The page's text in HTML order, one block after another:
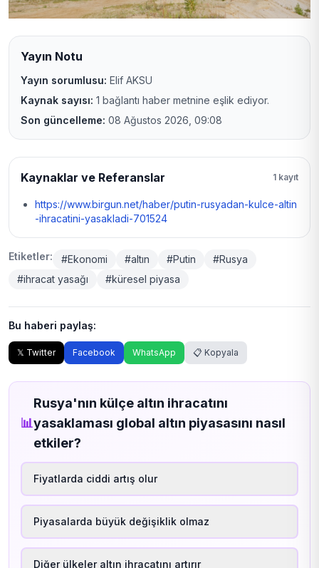
Yayın Notu
Yayın sorumlusu: Elif AKSU
Kaynak sayısı: 1 bağlantı haber metnine eşlik ediyor.
Son güncelleme: 08 Ağustos 2026, 09:08
Kaynaklar ve Referanslar 1 kayıt
https://www.birgun.net/haber/putin-rusyadan-kulce-altin
-ihracatini-yasakladi-701524
Etiketler: #Ekonomi #altın #Putin
#Rusya
#ihracat yasağı
#küresel piyasa
Bu haberi paylaş:
𝕏 Twitter Facebook WhatsApp 📋 Kopyala
📊
Rusya'nın külçe altın ihracatını
yasaklaması global altın piyasasını nasıl
etkiler?
Fiyatlarda ciddi artış olur
Piyasalarda büyük değişiklik olmaz
Diğer ülkeler altın ihracatını artırır